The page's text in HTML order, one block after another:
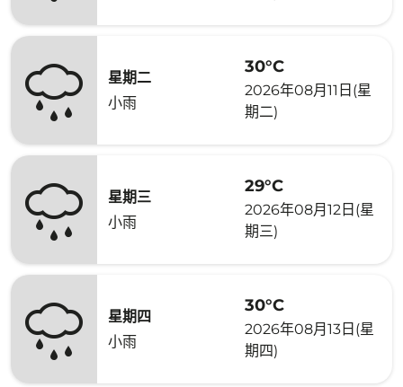
星期二
小雨
30°C
2026年08月11日(星
期二)
星期三
小雨
29°C
2026年08月12日(星
期三)
星期四
小雨
30°C
2026年08月13日(星
期四)